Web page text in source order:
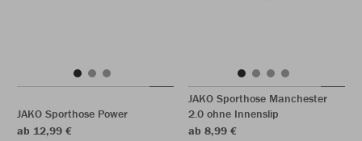
JAKO Sporthose Power
ab 12,99 €
JAKO Sporthose Manchester
2.0 ohne Innenslip
ab 8,99 €